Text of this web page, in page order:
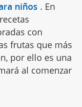
niños . En
con
frutas que más
por ello es una
al comenzar